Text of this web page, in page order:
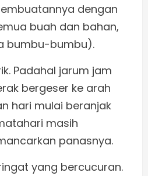
dengan
buah dan bahan,
bumbu-bumbu).
Padahal jarum jam
bergeser ke arah
hari mulai beranjak
masih
panasnya.
yang bercucuran.